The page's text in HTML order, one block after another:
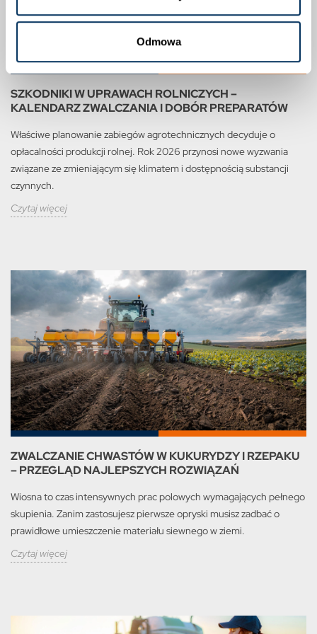
Odmowa
SZKODNIKI W UPRAWACH ROLNICZYCH –
KALENDARZ ZWALCZANIA I DOBÓR PREPARATÓW
Właściwe planowanie zabiegów agrotechnicznych decyduje o
opłacalności produkcji rolnej. Rok 2026 przynosi nowe wyzwania
związane ze zmieniającym się klimatem i dostępnością substancji
czynnych.
Czytaj więcej
ZWALCZANIE CHWASTÓW W KUKURYDZY I RZEPAKU
– PRZEGLĄD NAJLEPSZYCH ROZWIĄZAŃ
Wiosna to czas intensywnych prac polowych wymagających pełnego
skupienia. Zanim zastosujesz pierwsze opryski musisz zadbać o
prawidłowe umieszczenie materiału siewnego w ziemi.
Czytaj więcej